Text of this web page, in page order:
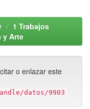
1 Trabajos
y Arte
o enlazar este
datos/9903